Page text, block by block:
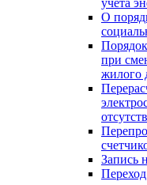
учета
О
при
жилого
Запись